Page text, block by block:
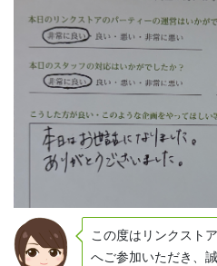
この度はリンクスト
へご参加いただき、